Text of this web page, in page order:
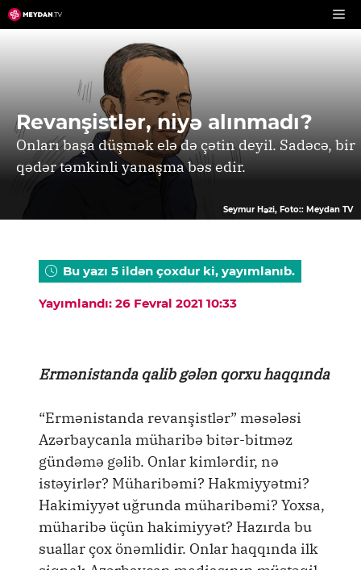
Skip
to
Revanşistlər, niyə alınmadı?
Onları başa düşmək elə də çətin deyil. Sadəcə, bir
qədər təmkinli yanaşma bəs edir.
Seymur Həzi, Foto:: Meydan TV
Bu yazı 5 ildən çoxdur ki, yayımlanıb.
Yayımlandı: 26 Fevral 2021 10:33
Ermənistanda qalib gələn qorxu haqqında
“Ermənistanda revanşistlər” məsələsi
Azərbaycanla müharibə bitər-bitməz
gündəmə gəlib. Onlar kimlərdir, nə
istəyirlər? Müharibəmi? Hakmiyyətmi?
Hakimiyyət uğrunda müharibəmi? Yoxsa,
müharibə üçün hakimiyyət? Hazırda bu
suallar çox önəmlidir. Onlar haqqında ilk